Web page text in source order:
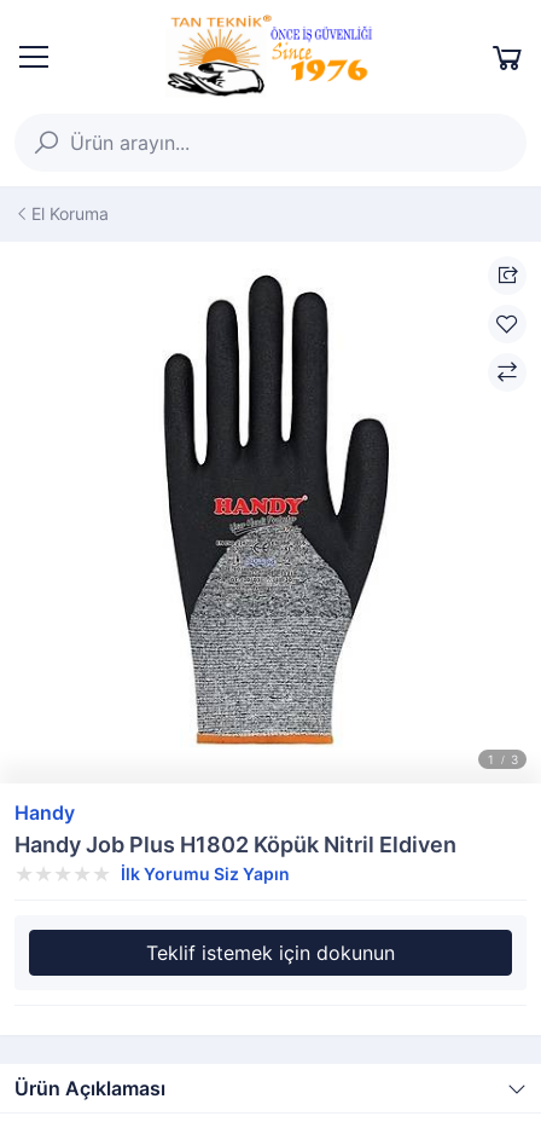
El Koruma
Handy
Handy Job Plus H1802 Köpük Nitril Eldiven
İlk Yorumu Siz Yapın
Teklif istemek için dokunun
Ürün Açıklaması